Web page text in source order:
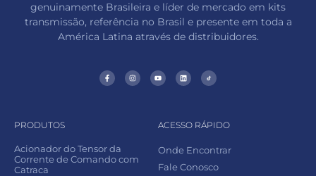
genuinamente Brasileira e líder de mercado em kits
transmissão, referência no Brasil e presente em toda a
América Latina através de distribuidores.
PRODUTOS
Acionador do Tensor da
Corrente de Comando com
Catraca
ACESSO RÁPIDO
Onde Encontrar
Fale Conosco